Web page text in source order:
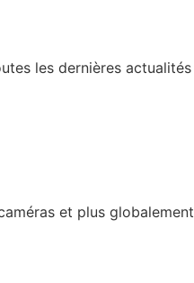
les dernières
et plus